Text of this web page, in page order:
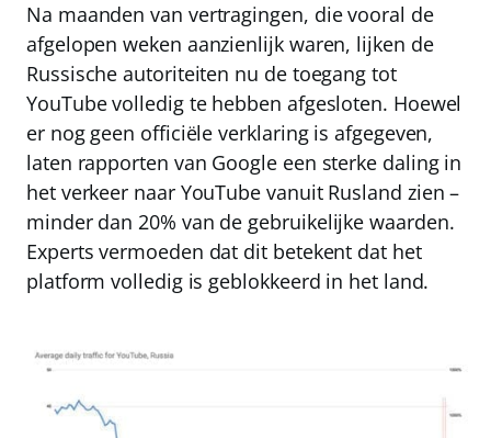
Na maanden van vertragingen, die vooral de
afgelopen weken aanzienlijk waren, lijken de
Russische autoriteiten nu de toegang tot
YouTube volledig te hebben afgesloten. Hoewel
er nog geen officiële verklaring is afgegeven,
laten rapporten van Google een sterke daling in
het verkeer naar YouTube vanuit Rusland zien –
minder dan 20% van de gebruikelijke waarden.
Experts vermoeden dat dit betekent dat het
platform volledig is geblokkeerd in het land.